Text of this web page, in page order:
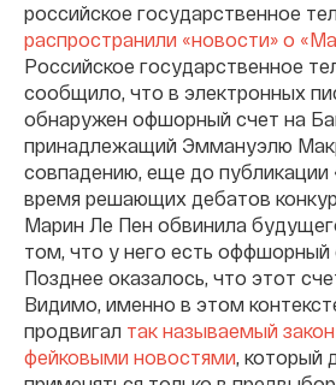
российское государственное
распространили «новости» о
Российское государственное
сообщило, что в электронных
обнаружен офшорный счет на
принадлежащий Эммануэлю
совпадению, еще до публикации
время решающих дебатов
Марин Ле Пен обвинила
том, что у него есть оффшорный
Позднее оказалось, что этот
Видимо, именно в этом
продвигал так называемый
фейковыми новостями, который